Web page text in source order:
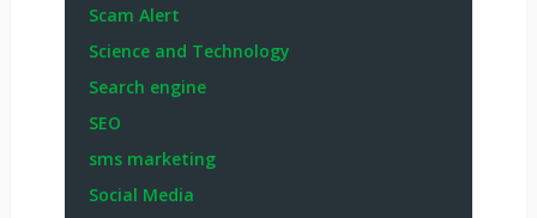
Scam Alert
Science and Technology
Search engine
SEO
sms marketing
Social Media